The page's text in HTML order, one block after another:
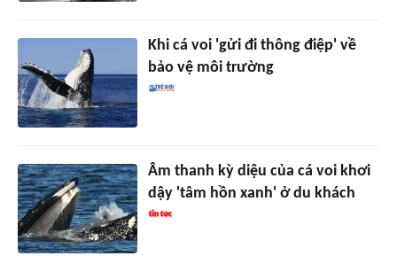
Khi cá voi 'gửi đi thông điệp' về
bảo vệ môi trường
Âm thanh kỳ diệu của cá voi khơi
dậy 'tâm hồn xanh' ở du khách